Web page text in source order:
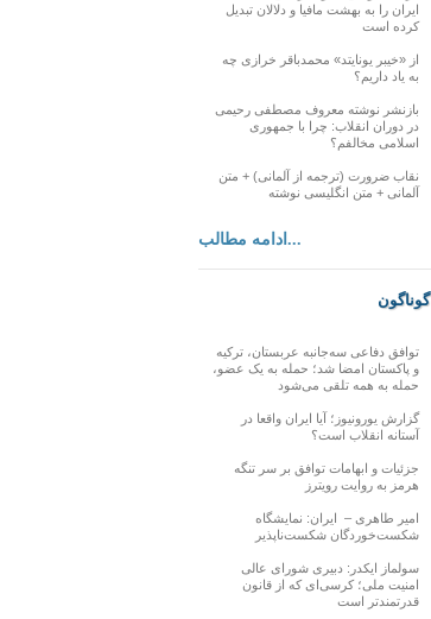
ایران را به بهشت مافیا و دلالان تبدیل
کرده است
از «خیبر یونایتد» محمدباقر خرازی چه
به یاد داریم؟
بازنشر نوشته معروف مصطفی رحیمی
در دوران انقلاب: چرا با جمهوری
اسلامی مخالفم؟
نقاب ضرورت (ترجمه از آلمانی) + متن
آلمانی + متن انگلیسی نوشته
ادامه مطالب...
گوناگون
توافق دفاعی سه‌جانبه عربستان، ترکیه
و پاکستان امضا شد؛ حمله به یک عضو،
حمله به همه تلقی می‌شود
گزارش یورونیوز؛ آیا ایران واقعا در
آستانه انقلاب است؟
جزئیات و ابهامات توافق بر سر تنگه
هرمز به روایت رویترز
امیر طاهری – ایران: نمایشگاه
شکست‌خوردگان شکست‌ناپذیر
سولماز ایکدر: دبیری شورای عالی
امنیت ملی؛ کرسی‌ای که از قانون
قدرتمندتر است